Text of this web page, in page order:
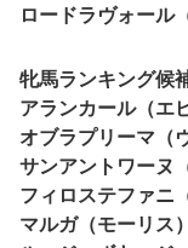
ロードラヴォール
牝馬ランキング候
アランカール（エ
オブラプリーマ（
サンアントワーヌ
フィロステファニ
マルガ（モーリス）